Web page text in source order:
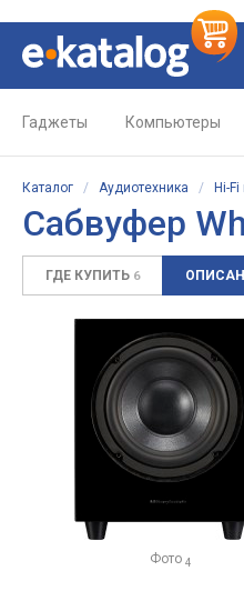
Гаджеты Компьютеры
Каталог / Аудиотехника / Hi-
Сабвуфер
ГДЕ КУПИТЬ 6
Фото 4